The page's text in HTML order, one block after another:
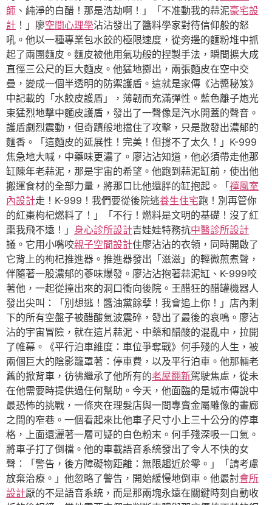
師 、純淨的白醋！那是浩劫啊！」「不准動我的蒜泥豪宅設
計 ！」廖空間心理學沾沾發出了醬料學家對待信仰般的怒
吼。他以一種專業包水餃的極限速度，從旁邊的麵粉堆中抓
起了兩團麵皮。麵皮被他用氣功般的捏製手法，瞬間擴大成
直徑三公尺的巨大麵皮。他猛地擲出，兩張麵皮在空中交
疊，變成一個半透明的防禦護盾。這就是家傳《沾醬秘笈》
中記載的「水餃皮護盾」，薄韌而充滿彈性。藍色離子炮光
束猛烈地擊中麵皮護盾，發出了一聲像是汽水開蓋的聲音。
護盾劇烈震動，但奇蹟般地擋住了攻擊，只是散發出濃郁的
麵香。「這麵皮的延展性！完美！但撐不了太久！」K-999
焦急地大喊，中藥味更濃了。廖沾沾知道，他必須帶走他那
缸陳年老蒜泥，那是宇宙的希望。他跑到蒜泥缸前，使出他
搬運食材的全部力量，將那口比他還胖的缸抱起。「 禪風室
內設計走！K-999！我們要從後院逃養生住宅跑！別再管你
的紅棗枸杞燃料了！」「不行！燃料是文明的基礎！沒了紅
棗我飛不遠！」 身心診所設計吉娃娃特務抗中醫診所設計
議。它用小嘴咬親子空間設計住廖沾沾的衣領，同時開啟了
它背上的枸杞推進器。推進器發出「滋滋」的輕微煎煮聲，
伴隨著一股濃郁的蔘味爆發。廖沾沾抱著蒜泥缸、K-999咬
著他，一起從撞出來的洞口衝向後院。王醋狂的醋罐機器人
發出尖叫：「別想逃！醬油黨餘孽！我會追上你！」店內剩
下的所有空盤子被醋酸氣波震碎，發出了最後的哀鳴。廖沾
沾的宇宙冒險，就在這片蒜泥、中藥和醋酸的混亂中，拉開
了帷幕。《平行泊車維度：車位爭奪戰》何手殘的人生，被
兩個巨大的陰影籠罩著：停車費，以及平行泊車。他那輛老
舊的掀背車，彷彿繼承了他所有的老屋翻新駕駛焦慮，從未
在他需要時提供過任何幫助。今天，他面臨的是城市傳說中
最恐怖的挑戰，一條夾在理髮店與一間專賣金屬雕像的畫廊
之間的窄巷。一個看起來比他車子尺寸小上三十公分的停車
格，上面還灑著一層可疑的白色粉末。何手殘深吸一口氣。
將車子打了倒檔。他的車載語音系統發出了令人不快的女
聲：「警告，後方障礙物距離：無限趨近於零。」「請考慮
放棄治療。」他忽略了警告，開始緩慢地倒車。他最討會所
設計厭的不是語音系統，而是那兩塊永遠在關鍵時刻自動收